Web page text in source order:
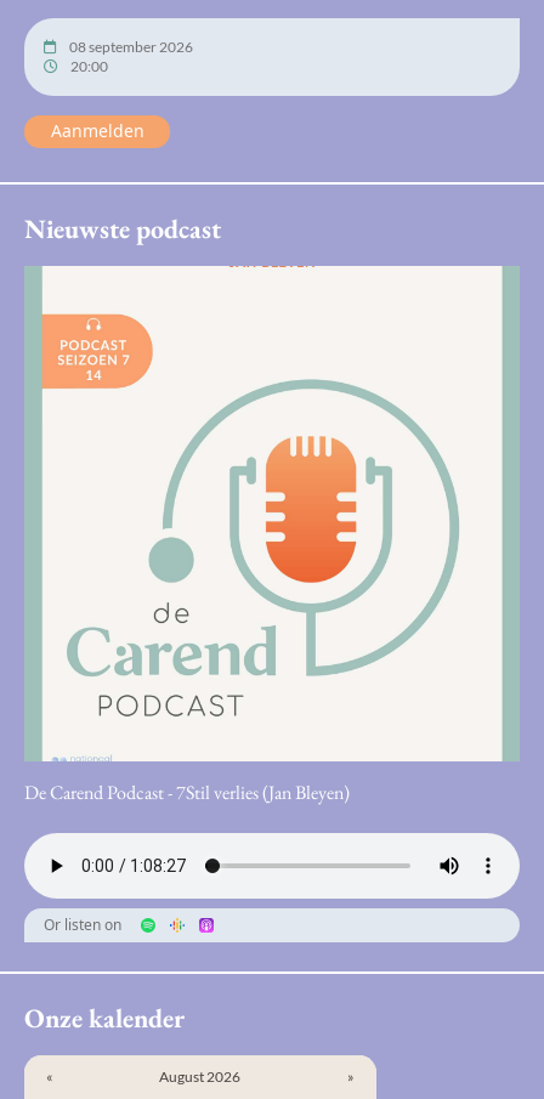
08 september 2026
20:00
Aanmelden
Nieuwste podcast
De Carend Podcast - 7Stil verlies (Jan Bleyen)
Or listen on
Onze kalender
« August 2026 »